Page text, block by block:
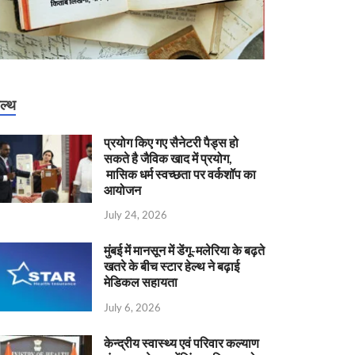
प्रयोग किए गए सैनेटरी पैड्स हो
सकते है जैविक खाद में प्रयोग,
मासिक धर्म स्वच्छता पर वर्कशॉप का
आयोजन
July 24, 2026
मुंबई में मानसून में डेंगू-मलेरिया के बढ़ते
खतरे के बीच स्टार हेल्थ ने बढ़ाई
मेडिकल सहायता
July 6, 2026
केन्‍द्रीय स्वास्थ्य एवं परिवार कल्याण